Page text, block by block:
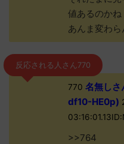
値あるのかね
あんま変わら
反応される人さん770
770 名無しさ
df10-HE0p)
>>764